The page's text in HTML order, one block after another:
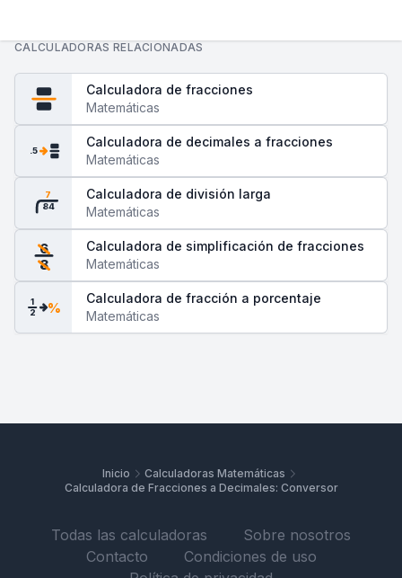
CALCULADORAS RELACIONADAS
Calculadora de fracciones
Matemáticas
.5
Calculadora de decimales a fracciones
Matemáticas
84
7
Calculadora de división larga
Matemáticas
6
8
Calculadora de simplificación de fracciones
Matemáticas
1
2 %
Calculadora de fracción a porcentaje
Matemáticas
Inicio
Calculadoras Matemáticas
Calculadora de Fracciones a Decimales: Conversor
Todas las calculadoras
Sobre nosotros
Contacto
Condiciones de uso